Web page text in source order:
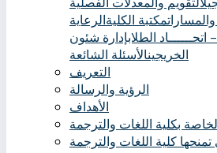
مكتبة الكليةالرعاية
الطلابإدارة شئون
الخريجينالأسئلة الشائعة
التعريف
الرؤية والرسالة
الأهداف
بكلية اللغات والترجمة
كلية اللغات والترجمة